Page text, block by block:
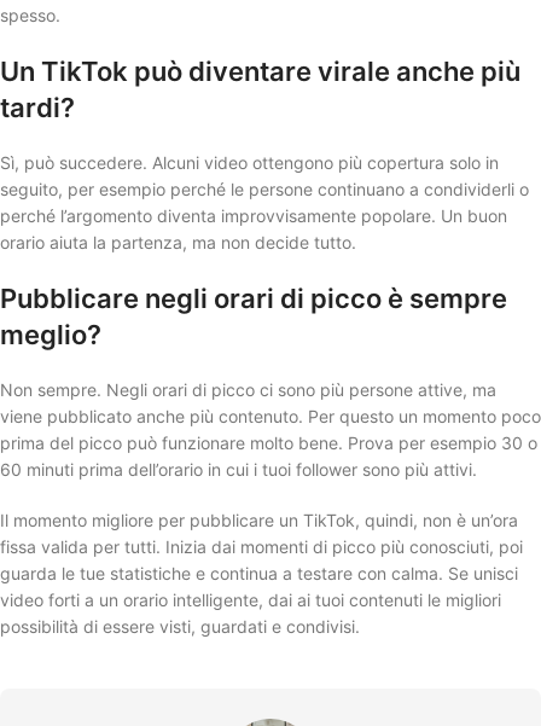
spesso.
Un TikTok può diventare virale anche più
tardi?
Sì, può succedere. Alcuni video ottengono più copertura solo in
seguito, per esempio perché le persone continuano a condividerli o
perché l’argomento diventa improvvisamente popolare. Un buon
orario aiuta la partenza, ma non decide tutto.
Pubblicare negli orari di picco è sempre
meglio?
Non sempre. Negli orari di picco ci sono più persone attive, ma
viene pubblicato anche più contenuto. Per questo un momento poco
prima del picco può funzionare molto bene. Prova per esempio 30 o
60 minuti prima dell’orario in cui i tuoi follower sono più attivi.
Il momento migliore per pubblicare un TikTok, quindi, non è un’ora
fissa valida per tutti. Inizia dai momenti di picco più conosciuti, poi
guarda le tue statistiche e continua a testare con calma. Se unisci
video forti a un orario intelligente, dai ai tuoi contenuti le migliori
possibilità di essere visti, guardati e condivisi.